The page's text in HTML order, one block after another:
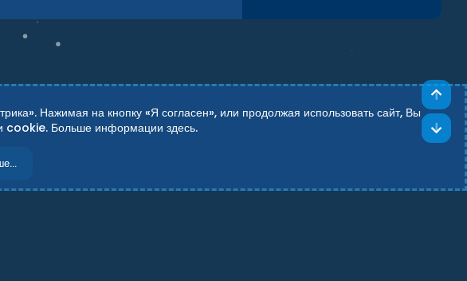
Нажимая на кнопку «Я согласен», или продолжая использовать сайт, Вы
cookie. Больше информации здесь.